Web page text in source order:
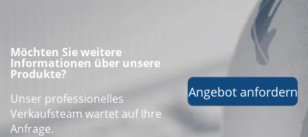
Möchten Sie weitere
Informationen über unsere
Produkte?
Unser professionelles
Verkaufsteam wartet auf Ihre
Anfrage.
Angebot anfordern